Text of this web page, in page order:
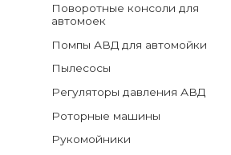
Поворотные консоли для
автомоек
Помпы АВД для автомойки
Пылесосы
Регуляторы давления АВД
Роторные машины
Рукомойники